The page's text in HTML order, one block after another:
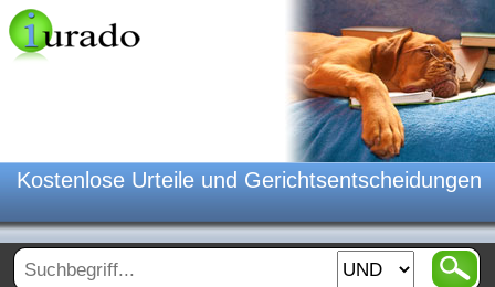
Kostenlose Urteile und Gerichtsentscheidungen